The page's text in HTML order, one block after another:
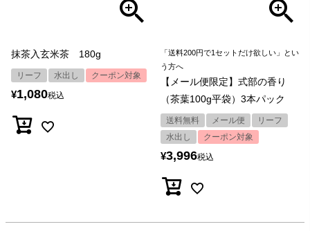
抹茶入玄米茶 180g
リーフ 水出し クーポン対象
¥1,080税込
「送料200円で1セットだけ欲しい」とい
う方へ
【メール便限定】式部の香り
（茶葉100g平袋）3本パック
送料無料 メール便
リーフ
水出し
クーポン対象
¥3,996税込